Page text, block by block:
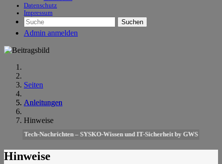
Datenschutz
Impressum
Suchen
Admin anmelden
Seiten
Anleitungen
Hinweise
Tech-Nachrichten – SYSKO-Wissen und IT-Sicherheit by GWS
Hinweise